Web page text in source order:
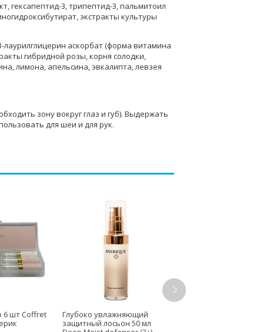
гексапептид-3, трипептид-3, пальмитоил
экстракты культуры
аскорбат (форма витамина
гибридной розы, корня солодки,
лимона, апельсина, эвкалипта, левзея
зону вокруг глаз и губ). Выдержать
для шеи и для рук.
6 шт Сoffret
Глубоко увлажняющий
защитный лосьон 50 мл